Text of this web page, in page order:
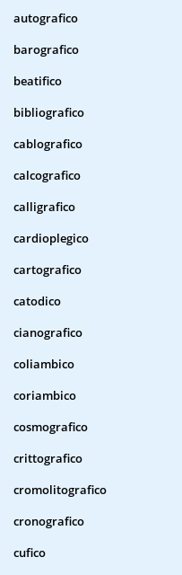
autografico
barografico
beatifico
bibliografico
cablografico
calcografico
calligrafico
cardioplegico
cartografico
catodico
cianografico
coliambico
coriambico
cosmografico
crittografico
cromolitografico
cronografico
cufico